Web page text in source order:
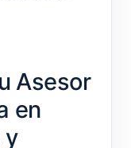
Asesor
en
y